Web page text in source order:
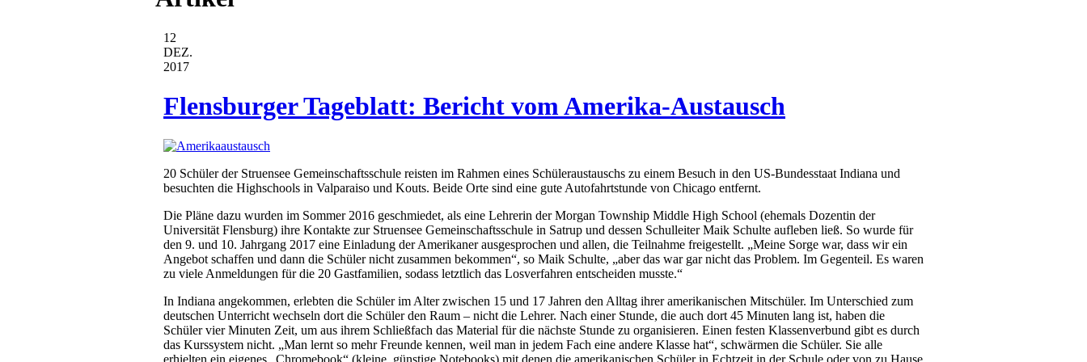
12
DEZ.
2017
Flensburger Tageblatt: Bericht vom Amerika-Austausch
20 Schüler der Struensee Gemeinschaftsschule reisten im Rahmen eines Schüleraustauschs zu einem Besuch in den US-Bundesstaat Indiana und
besuchten die Highschools in Valparaiso und Kouts. Beide Orte sind eine gute Autofahrtstunde von Chicago entfernt.
Die Pläne dazu wurden im Sommer 2016 geschmiedet, als eine Lehrerin der Morgan Township Middle High School (ehemals Dozentin der
Universität Flensburg) ihre Kontakte zur Struensee Gemeinschaftsschule in Satrup und dessen Schulleiter Maik Schulte aufleben ließ. So wurde für
den 9. und 10. Jahrgang 2017 eine Einladung der Amerikaner ausgesprochen und allen, die Teilnahme freigestellt. „Meine Sorge war, dass wir ein
Angebot schaffen und dann die Schüler nicht zusammen bekommen“, so Maik Schulte, „aber das war gar nicht das Problem. Im Gegenteil. Es waren
zu viele Anmeldungen für die 20 Gastfamilien, sodass letztlich das Losverfahren entscheiden musste.“
In Indiana angekommen, erlebten die Schüler im Alter zwischen 15 und 17 Jahren den Alltag ihrer amerikanischen Mitschüler. Im Unterschied zum
deutschen Unterricht wechseln dort die Schüler den Raum – nicht die Lehrer. Nach einer Stunde, die auch dort 45 Minuten lang ist, haben die
Schüler vier Minuten Zeit, um aus ihrem Schließfach das Material für die nächste Stunde zu organisieren. Einen festen Klassenverbund gibt es durch
das Kurssystem nicht. „Man lernt so mehr Freunde kennen, weil man in jedem Fach eine andere Klasse hat“, schwärmen die Schüler. Sie alle
erhielten ein eigenes „Chromebook“ (kleine, günstige Notebooks) mit denen die amerikanischen Schüler in Echtzeit in der Schule oder von zu Hause